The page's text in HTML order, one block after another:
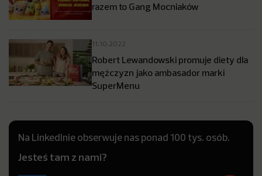
razem to Gang Mocniaków
11.10.2022
Robert Lewandowski promuje diety dla
mężczyzn jako ambasador marki
SuperMenu
Na LinkedInie obserwuje nas ponad 100 tys. osób.
Jesteś tam z nami?